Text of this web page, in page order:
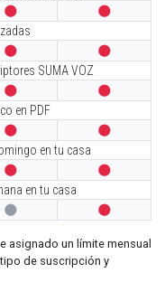
 
 
SUMA VOZ
 
en PDF
 
en tu casa
 
en tu casa
 
asignado un límite mensual
de suscripción y